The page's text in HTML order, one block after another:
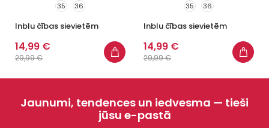
35 36
Inblu čības sievietēm
14,99 €
29,99 €
35 36
Inblu čības sievietēm
14,99 €
29,99 €
Jaunumi, tendences un iedvesma — tieši
jūsu e-pastā